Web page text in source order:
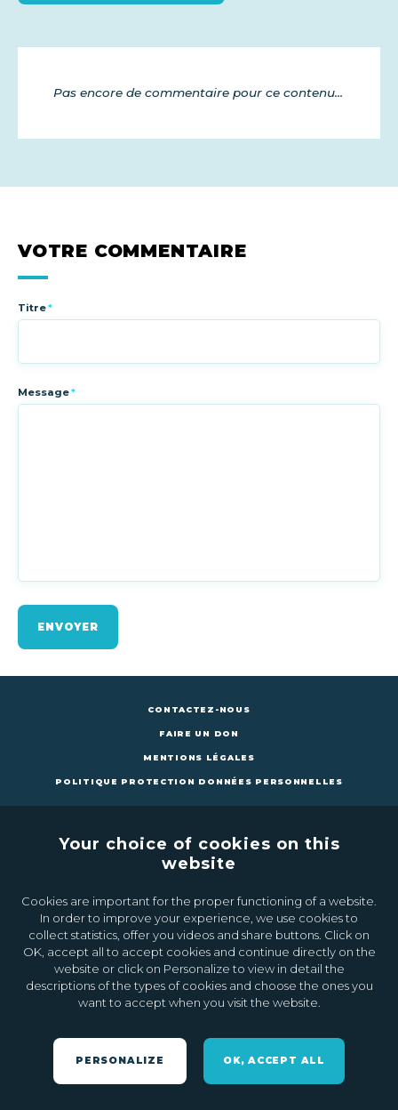
Pas encore de commentaire pour ce contenu...
VOTRE COMMENTAIRE
Titre*
Message*
ENVOYER
CONTACTEZ-NOUS
FAIRE UN DON
MENTIONS LÉGALES
POLITIQUE PROTECTION DONNÉES PERSONNELLES
CONTACTEZ-NOUS FAIRE UN DON
Inscrivez-vous à la newsletter
Ok
Your choice of cookies on this
website
Cookies are important for the proper functioning of a website.
In order to improve your experience, we use cookies to
collect statistics, offer you videos and share buttons. Click on
OK, accept all to accept cookies and continue directly on the
website or click on Personalize to view in detail the
descriptions of the types of cookies and choose the ones you
want to accept when you visit the website.
PERSONALIZE OK, ACCEPT ALL